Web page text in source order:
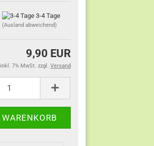
3-4 Tage
(Ausland abweichend)
9,90 EUR
inkl. 7% MwSt. zzgl. Versand